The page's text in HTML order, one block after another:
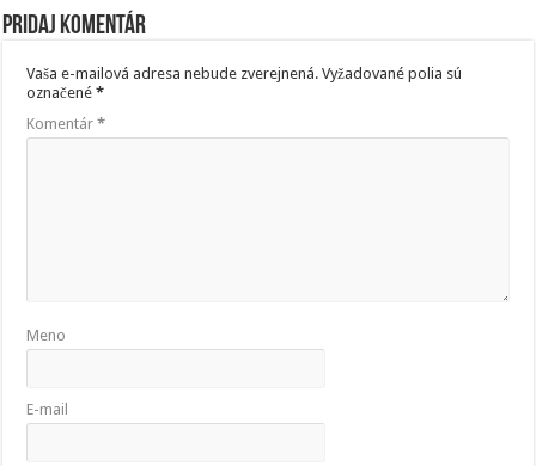
Pridaj komentár
Vaša e-mailová adresa nebude zverejnená. Vyžadované polia sú
označené*
Komentár*
Meno
E-mail